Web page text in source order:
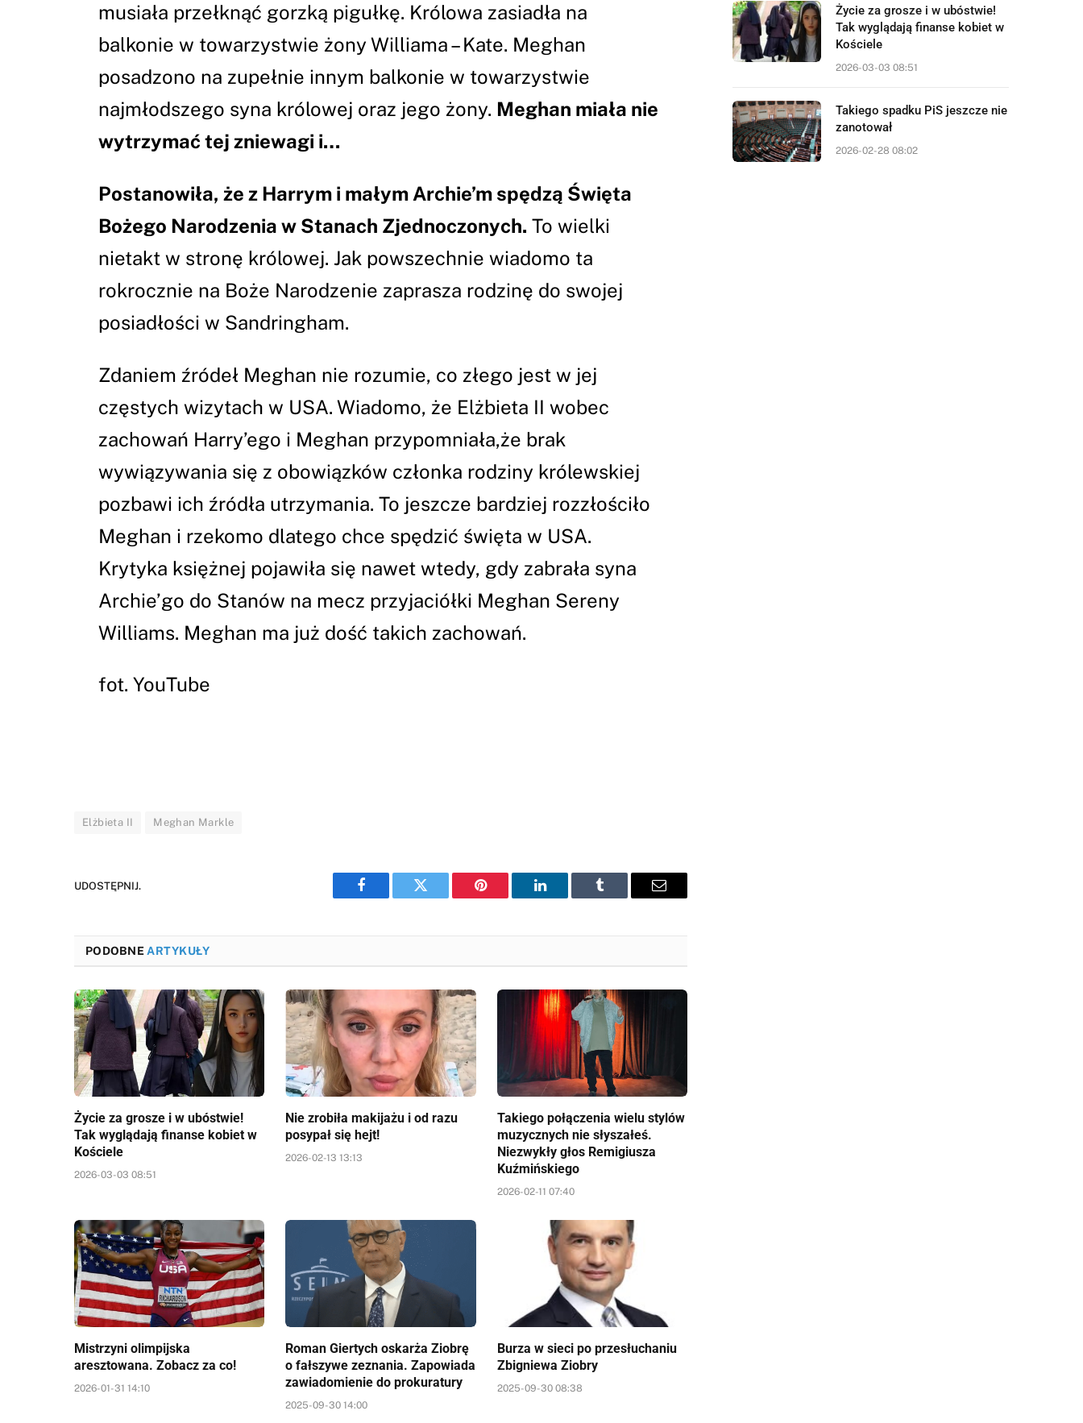
musiała przełknąć gorzką pigułkę. Królowa zasiadła na
balkonie w towarzystwie żony Williama – Kate. Meghan
posadzono na zupełnie innym balkonie w towarzystwie
najmłodszego syna królowej oraz jego żony. Meghan miała nie
wytrzymać tej zniewagi i…
Postanowiła, że z Harrym i małym Archie’m spędzą Święta
Bożego Narodzenia w Stanach Zjednoczonych. To wielki
nietakt w stronę królowej. Jak powszechnie wiadomo ta
rokrocznie na Boże Narodzenie zaprasza rodzinę do swojej
posiadłości w Sandringham.
Zdaniem źródeł Meghan nie rozumie, co złego jest w jej
częstych wizytach w USA. Wiadomo, że Elżbieta II wobec
zachowań Harry’ego i Meghan przypomniała,że brak
wywiązywania się z obowiązków członka rodziny królewskiej
pozbawi ich źródła utrzymania. To jeszcze bardziej rozzłościło
Meghan i rzekomo dlatego chce spędzić święta w USA.
Krytyka księżnej pojawiła się nawet wtedy, gdy zabrała syna
Archie’go do Stanów na mecz przyjaciółki Meghan Sereny
Williams. Meghan ma już dość takich zachowań.
fot. YouTube
Elżbieta II Meghan Markle
UDOSTĘPNIJ.
Facebook Twitter Pinterest LinkedIn Tumblr Email
PODOBNEARTYKUŁY
Życie za grosze i w ubóstwie!
Tak wyglądają finanse kobiet w
Kościele
2026-03-03 08:51
Nie zrobiła makijażu i od razu
posypał się hejt!
2026-02-13 13:13
Takiego połączenia wielu stylów
muzycznych nie słyszałeś.
Niezwykły głos Remigiusza
Kuźmińskiego
2026-02-11 07:40
Mistrzyni olimpijska
aresztowana. Zobacz za co!
2026-01-31 14:10
Roman Giertych oskarża Ziobrę
o fałszywe zeznania. Zapowiada
zawiadomienie do prokuratury
2025-09-30 14:00
Burza w sieci po przesłuchaniu
Zbigniewa Ziobry
2025-09-30 08:38
Życie za grosze i w ubóstwie!
Tak wyglądają finanse kobiet w
Kościele
2026-03-03 08:51
Takiego spadku PiS jeszcze nie
zanotował
2026-02-28 08:02